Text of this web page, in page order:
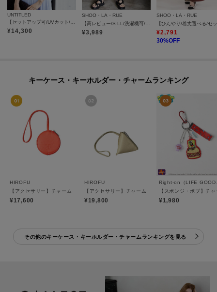
UNTITLED
¥14,300
SHOO・LA・RUE
¥3,989
SHOO・LA・RUE
¥2,791
30%OFF
キーケース・キーホルダー・チャームランキング
HIROFU
【アクセサリー】チャーム ポーチ レザー 本革（商品番号：P25－65612）
¥17,600
HIROFU
【アクセサリー】チャーム ポーチ レザー 本革（商品
¥19,800
【スポンジ・ボブ】チ
¥1,980
その他のキーケース・キーホルダー・チャームランキングを見る